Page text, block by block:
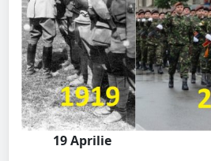
19 Aprilie